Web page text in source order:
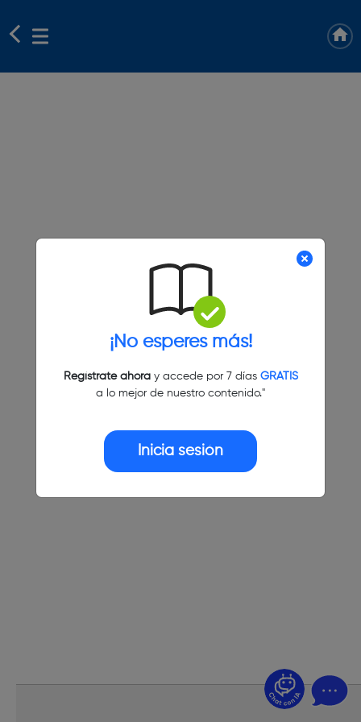
¡No esperes más!
Regístrate ahoray accede por 7 días GRATIS
a lo mejor de nuestro contenido."
Inicia sesión